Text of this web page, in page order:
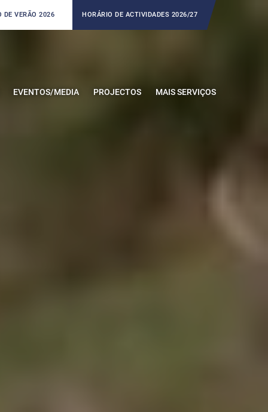
DE VERÃO 2026 HORÁRIO DE ACTIVIDADES 2026/27
EVENTOS/MEDIA PROJECTOS MAIS SERVIÇOS